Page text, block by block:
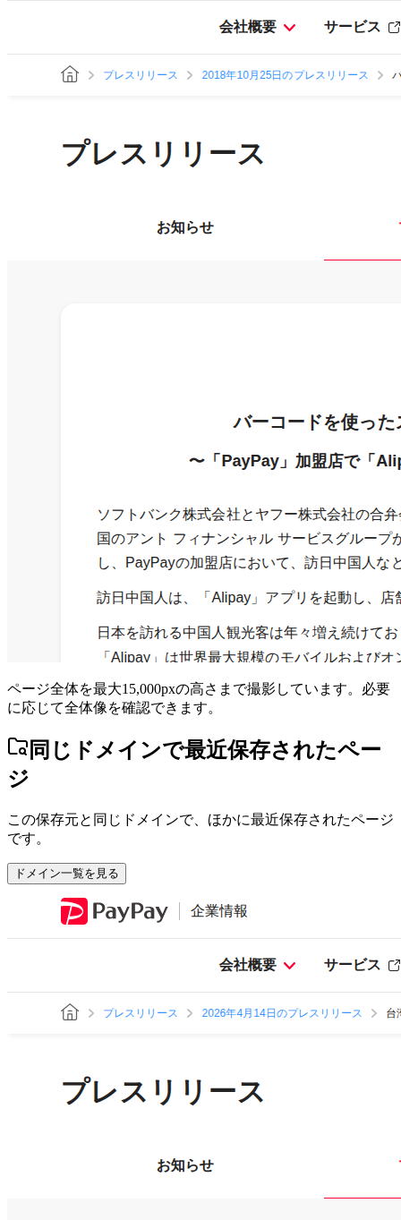
ページ全体を最大15,000pxの高さまで撮影しています。必要
に応じて全体像を確認できます。
同じドメインで最近保存されたペー
ジ
この保存元と同じドメインで、ほかに最近保存されたページ
です。
ドメイン一覧を見る